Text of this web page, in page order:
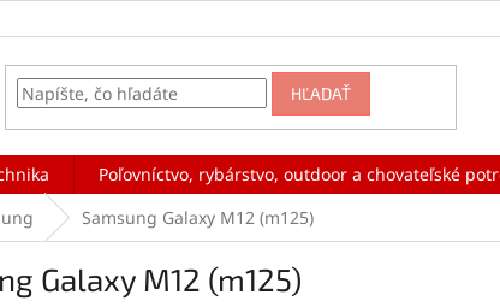
HĽADAŤ
Poľovníctvo, rybárstvo, outdoor a chovateľské
Samsung Galaxy M12 (m125)
Galaxy M12 (m125)